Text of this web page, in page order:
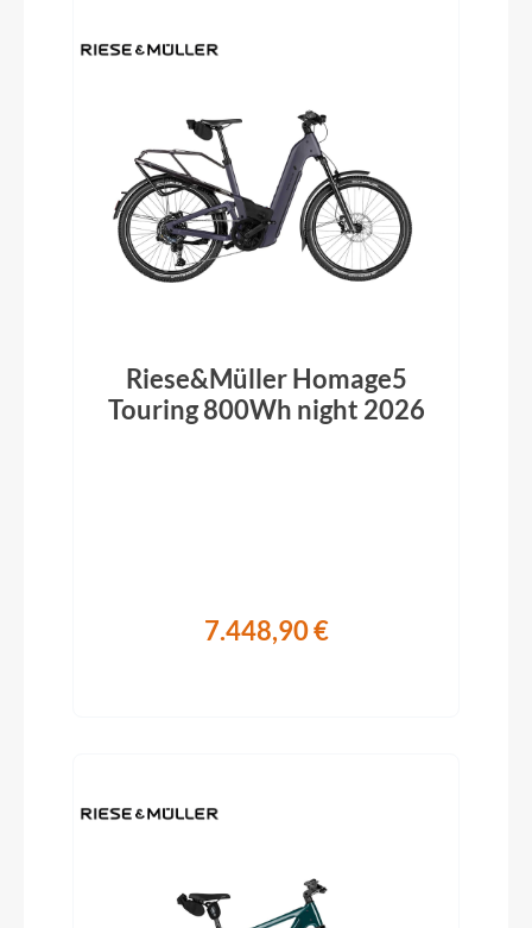
Riese&Müller Homage5
Touring 800Wh night 2026
7.448,90 €